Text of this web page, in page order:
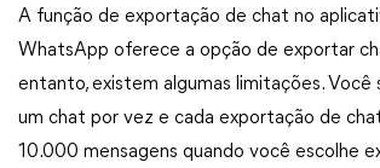
A função de exportação de chat no
WhatsApp oferece a opção de exportar
entanto, existem algumas limitações.
um chat por vez e cada exportação de
10.000 mensagens quando você escolhe